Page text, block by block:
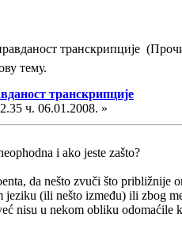
транскрипције
тему.
транскрипције
ч. 06.01.2008. »
i ako jeste zašto?
da nešto zvuči što približnije
jeziku (ili nešto između) ili zbog
nisu u nekom obliku odomaćile